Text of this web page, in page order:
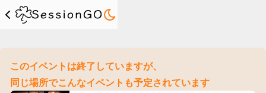
このイベントは終了していますが、
同じ場所でこんなイベントも予定されています